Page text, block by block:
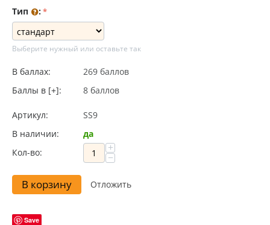
Тип :
Выберите нужный или оставьте так
В баллах:
269 баллов
Баллы в [+]:
8 баллов
Артикул:
SS9
В наличии:
да
Кол-во:
+
−
В корзину Отложить
Save